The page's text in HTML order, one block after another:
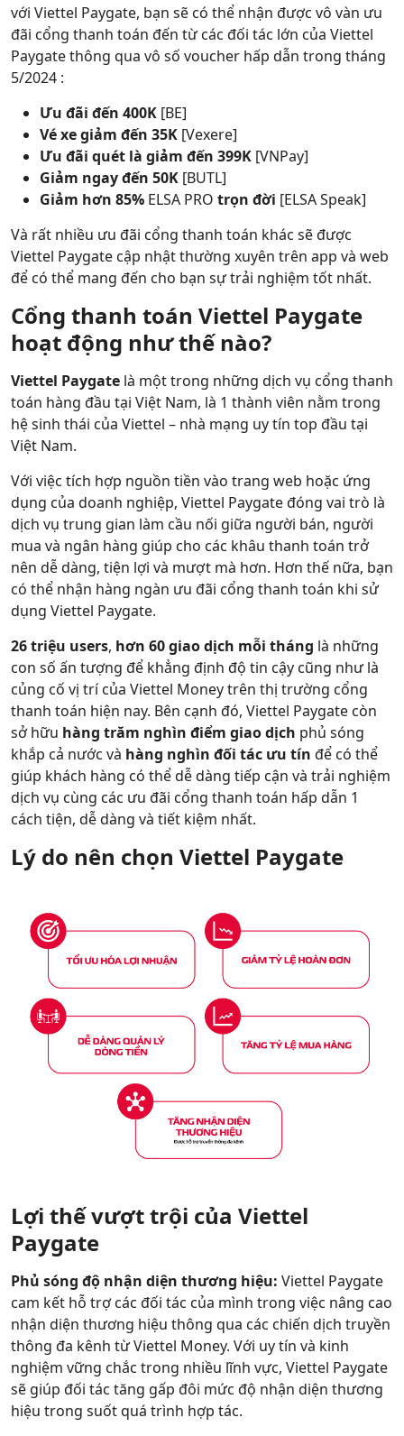
với Viettel Paygate, bạn sẽ có thể nhận được vô vàn ưu
đãi cổng thanh toán đến từ các đối tác lớn của Viettel
Paygate thông qua vô số voucher hấp dẫn trong tháng
5/2024 :
Ưu đãi đến 400K [BE]
Vé xe giảm đến 35K [Vexere]
Ưu đãi quét là giảm đến 399K [VNPay]
Giảm ngay đến 50K [BUTL]
Giảm hơn 85% ELSA PRO trọn đời [ELSA Speak]
Và rất nhiều ưu đãi cổng thanh toán khác sẽ được
Viettel Paygate cập nhật thường xuyên trên app và web
để có thể mang đến cho bạn sự trải nghiệm tốt nhất.
Cổng thanh toán Viettel Paygate
hoạt động như thế nào?
Viettel Paygate là một trong những dịch vụ cổng thanh
toán hàng đầu tại Việt Nam, là 1 thành viên nằm trong
hệ sinh thái của Viettel – nhà mạng uy tín top đầu tại
Việt Nam.
Với việc tích hợp nguồn tiền vào trang web hoặc ứng
dụng của doanh nghiệp, Viettel Paygate đóng vai trò là
dịch vụ trung gian làm cầu nối giữa người bán, người
mua và ngân hàng giúp cho các khâu thanh toán trở
nên dễ dàng, tiện lợi và mượt mà hơn. Hơn thế nữa, bạn
có thể nhận hàng ngàn ưu đãi cổng thanh toán khi sử
dụng Viettel Paygate.
26 triệu users, hơn 60 giao dịch mỗi tháng là những
con số ấn tượng để khẳng định độ tin cậy cũng như là
củng cố vị trí của Viettel Money trên thị trường cổng
thanh toán hiện nay. Bên cạnh đó, Viettel Paygate còn
sở hữu hàng trăm nghìn điểm giao dịch phủ sóng
khắp cả nước và hàng nghìn đối tác ưu tín để có thể
giúp khách hàng có thể dễ dàng tiếp cận và trải nghiệm
dịch vụ cùng các ưu đãi cổng thanh toán hấp dẫn 1
cách tiện, dễ dàng và tiết kiệm nhất.
Lý do nên chọn Viettel Paygate
Lợi thế vượt trội của Viettel
Paygate
Phủ sóng độ nhận diện thương hiệu: Viettel Paygate
cam kết hỗ trợ các đối tác của mình trong việc nâng cao
nhận diện thương hiệu thông qua các chiến dịch truyền
thông đa kênh từ Viettel Money. Với uy tín và kinh
nghiệm vững chắc trong nhiều lĩnh vực, Viettel Paygate
sẽ giúp đối tác tăng gấp đôi mức độ nhận diện thương
hiệu trong suốt quá trình hợp tác.